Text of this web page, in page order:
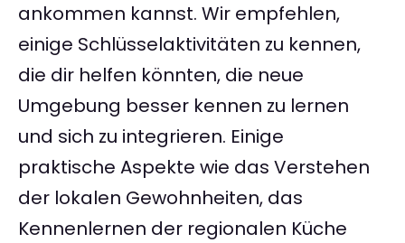
ankommen kannst. Wir empfehlen,
einige Schlüsselaktivitäten zu kennen,
die dir helfen könnten, die neue
Umgebung besser kennen zu lernen
und sich zu integrieren. Einige
praktische Aspekte wie das Verstehen
der lokalen Gewohnheiten, das
Kennenlernen der regionalen Küche